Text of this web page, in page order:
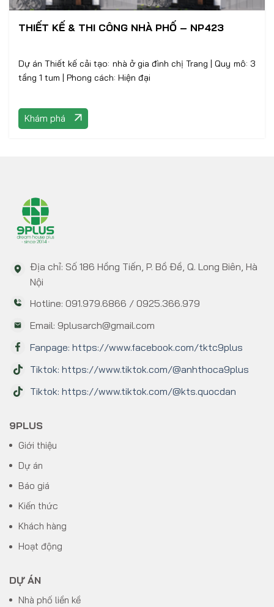
THIẾT KẾ & THI CÔNG NHÀ PHỐ – NP423
Dự án Thiết kế cải tạo: nhà ở gia đình chị Trang | Quy mô: 3
tầng 1 tum | Phong cách: Hiện đại
Khám phá
Địa chỉ: Số 186 Hồng Tiến, P. Bồ Đề, Q. Long Biên, Hà
Nội
Hotline: 091.979.6866 / 0925.366.979
Email: 9plusarch@gmail.com
Fanpage: https://www.facebook.com/tktc9plus
Tiktok: https://www.tiktok.com/@anhthoca9plus
Tiktok: https://www.tiktok.com/@kts.quocdan
9PLUS
Giới thiệu
Dự án
Báo giá
Kiến thức
Khách hàng
Hoạt động
DỰ ÁN
Nhà phố liền kề